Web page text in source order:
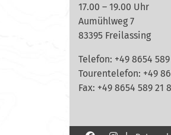
17.00 – 19.00 Uhr
Aumühlweg 7
83395 Freilassing
Telefon: +49 8654 589
Tourentelefon: +49
Fax: +49 8654 589 21